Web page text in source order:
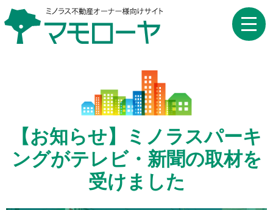
toggle
【お知らせ】ミノラスパーキ
ングがテレビ・新聞の取材を
受けました